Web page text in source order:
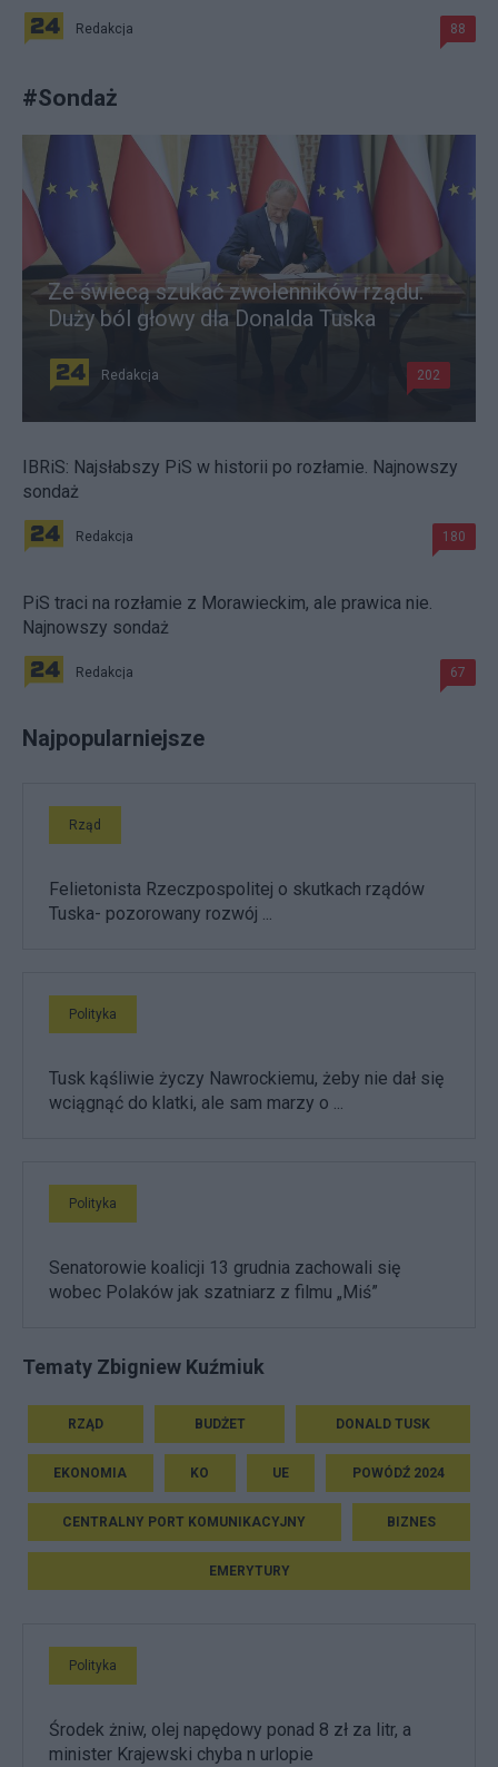
Redakcja 88
#Sondaż
Ze świecą szukać zwolenników rządu.
Duży ból głowy dla Donalda Tuska
Redakcja 202
IBRiS: Najsłabszy PiS w historii po rozłamie. Najnowszy
sondaż
Redakcja 180
PiS traci na rozłamie z Morawieckim, ale prawica nie.
Najnowszy sondaż
Redakcja 67
Najpopularniejsze
Rząd
Felietonista Rzeczpospolitej o skutkach rządów
Tuska- pozorowany rozwój ...
Polityka
Tusk kąśliwie życzy Nawrockiemu, żeby nie dał się
wciągnąć do klatki, ale sam marzy o ...
Polityka
Senatorowie koalicji 13 grudnia zachowali się
wobec Polaków jak szatniarz z filmu „Miś”
Tematy Zbigniew Kuźmiuk
RZĄD BUDŻET DONALD TUSK
EKONOMIA KO UE POWÓDŹ 2024
CENTRALNY PORT KOMUNIKACYJNY BIZNES
EMERYTURY
Polityka
Środek żniw, olej napędowy ponad 8 zł za litr, a
minister Krajewski chyba n urlopie